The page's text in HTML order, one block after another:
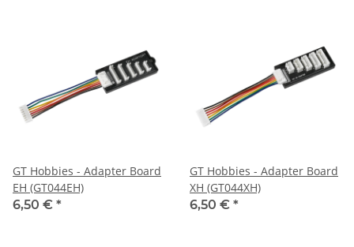
GT Hobbies - Adapter Board
EH (GT044EH)
6,50 € *
GT Hobbies - Adapter Board
XH (GT044XH)
6,50 € *